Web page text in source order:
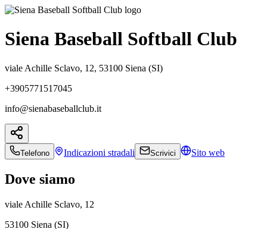
Siena Baseball Softball Club
viale Achille Sclavo, 12, 53100 Siena (SI)
+3905771517045
info@sienabaseballclub.it
Telefono Indicazioni stradali Scrivici Sito web
Dove siamo
viale Achille Sclavo, 12
53100 Siena (SI)